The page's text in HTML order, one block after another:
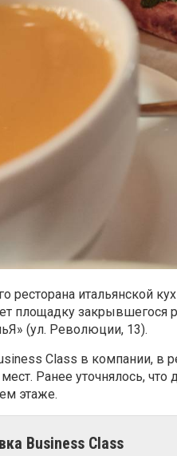
ресторана итальянской
площадку закрывшегося
(ул. Революции, 13).
Class в компании, в
Ранее уточнялось, что
этаже.